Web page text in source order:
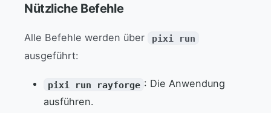
Nützliche Befehle
Alle Befehle werden über pixi run
ausgeführt:
pixi run rayforge : Die Anwendung
ausführen.